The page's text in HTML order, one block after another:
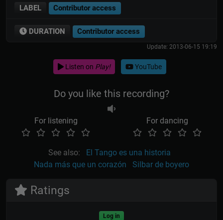
LABEL Contributor access
DURATION Contributor access
Update: 2013-06-15 19:19
Listen on Play! YouTube
Do you like this recording?
For listening For dancing
See also:
El Tango es una historia
Nada más que un corazón
Silbar de boyero
Ratings
Log in